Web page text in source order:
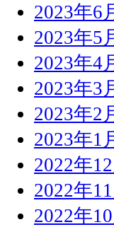
2023年6
2023年5
2023年4
2023年3
2023年2
2023年1
2022年12
2022年11
2022年10